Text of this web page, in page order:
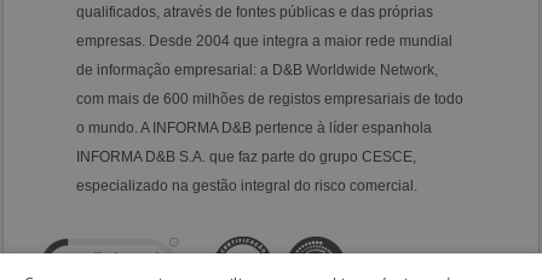
qualificados, através de fontes públicas e das próprias
empresas. Desde 2004 que integra a maior rede mundial
de informação empresarial: a D&B Worldwide Network,
com mais de 600 milhões de registos empresariais de todo
o mundo. A INFORMA D&B pertence à líder espanhola
INFORMA D&B S.A. que faz parte do grupo CESCE,
especializado na gestão integral do risco comercial.